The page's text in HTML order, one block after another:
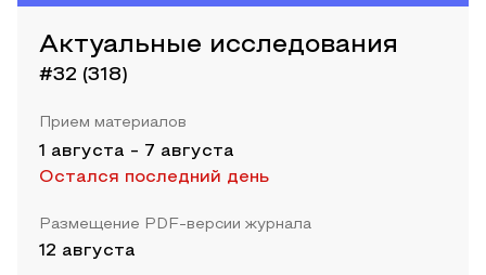
Актуальные исследования
#32 (318)
Прием материалов
1 августа - 7 августа
Остался последний день
Размещение PDF-версии журнала
12 августа